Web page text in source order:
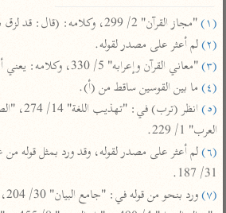
منتقاة
تفسير ابن القيم
تفسير ابن تيمية
عامّة
تفسير السمعاني
تفسير مكّي
أخرى
أضواء البيان
نظم الدرر للبقاعي
لغة وبلاغة
التحرير والتنوير
عطية
(١)
"مجاز القرآن" 2/ 299، وكلامه: (قال: قد لزق بالتراب).
(٢)
لم أعثر على مصدر لقوله.
(٣)
"معاني القرآن وإعرابه" 5/ 330، وكلامه: يعني أنه من فقره قد لصق بالتراب.
(٤)
ما بين القوسين ساقط من (أ).
(٥)
العرب" 1/ 229.
(٦)
31/ 187.
(٧)